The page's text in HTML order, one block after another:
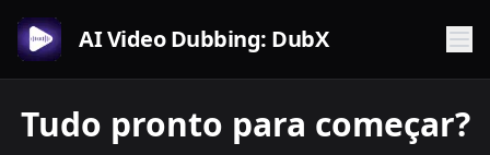
AI Video Dubbing: DubX
Tudo pronto para começar?